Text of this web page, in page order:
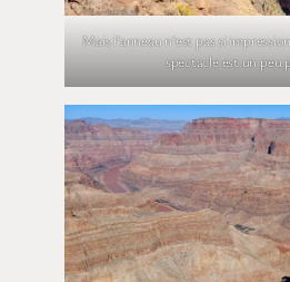
Mais l’anneau n’est pas si
spectacle est un peu